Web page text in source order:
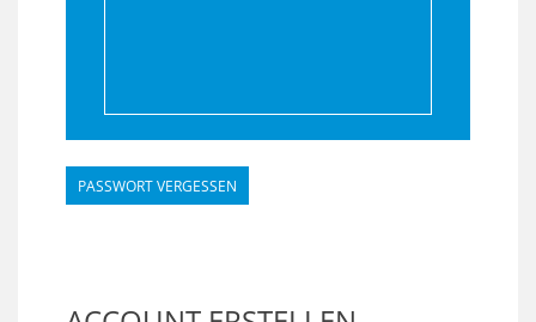
PASSWORT VERGESSEN